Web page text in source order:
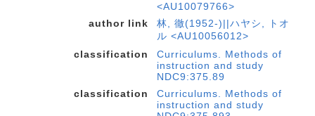
<AU10079766>
author link
林, 徹(1952-)||ハヤシ, トオ
ル <AU10056012>
classification
Curriculums. Methods of
instruction and study
NDC9:375.89
classification
Curriculums. Methods of
instruction and study